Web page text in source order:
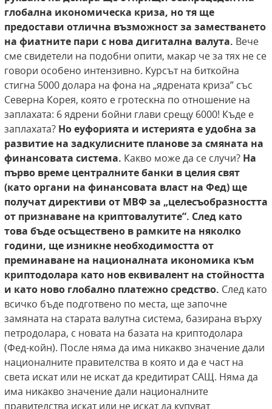
глобална икономическа криза, но тя ще
предостави отлична възможност за заместването
на фиатните пари с нова дигитална валута. Вече
сме свидетели на подобни опити, макар че за тях не се
говори особено интензивно. Курсът на биткойна
стигна 5000 долара на фона на „ядрената криза” със
Северна Корея, която е гротескна по отношение на
заплахата: 6 ядрени бойни глави срещу 6000! Къде е
заплахата? Но еуфорията и истерията е удобна за
развитие на задкулисните планове за смяната на
финансовата система. Какво може да се случи? На
първо време централните банки в целиясвят
(като органи на финансовата власт на Фед) ще
получат директиви от МВФ за „целесъобразността
от признаване на криптовалутите”. След като
това бъде осъществено в рамките на няколко
години, ще изникне необходимостта от
преминаване на националната икономика към
криптодолара като новеквивалент на стойността
и като ново глобално платежно средство. След като
всичко бъде подготвено по места, ще започне
замяната на старата валутна система, базирана върху
петродолара, с новата на базата на криптодолара
(Фед-койн). После няма да има никакво значение дали
националните правителства в която и да е част на
света искат или не искат да кредитират САЩ. Няма да
има никакво значение дали националните
правителства искат или не искат да купуват